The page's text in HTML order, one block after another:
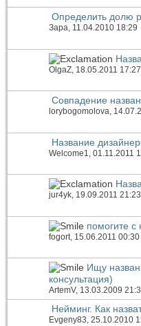
Определить долю
Зара, 11.04.2010 18:29
OlgaZ , 18.05.2011 17:27
Совпадение
lorybogomolova,
Название
Welcome1 , 01.11.2011
jur4yk, 19.09.2011 21:23
помогите
fogort , 15.06.2011 00:30
Ищу
консультация)
ArtemV, 13.03.2009
Нейминг. Как
Evgeny83, 25.10.2010